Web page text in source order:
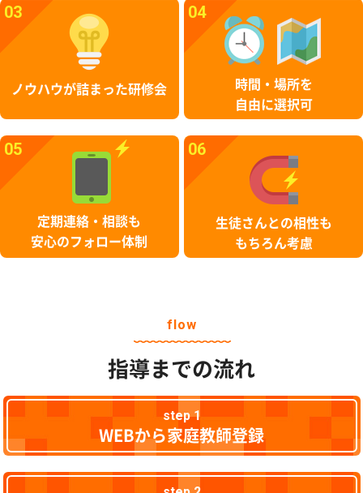
03
ノウハウが詰まった研修会
04
時間・場所を
自由に選択可
05
定期連絡・相談も
安心のフォロー体制
06
生徒さんとの相性も
もちろん考慮
flow
指導までの流れ
step 1
WEBから家庭教師登録